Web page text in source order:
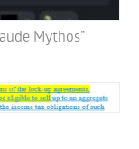
Mythos”